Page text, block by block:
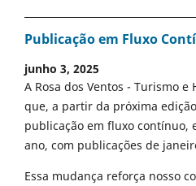
Publicação em Fluxo
junho 3, 2025
A Rosa dos Ventos - Turismo
que, a partir da próxima
publicação em fluxo contínuo,
ano, com publicações de
Essa mudança reforça nosso